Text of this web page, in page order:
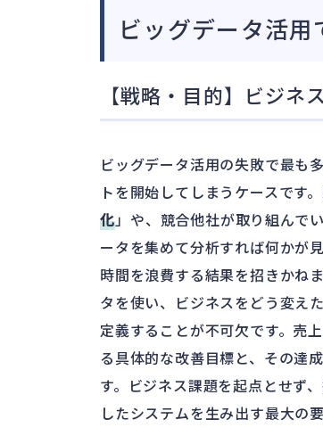
ビッグデータ活
【戦略・目的】ビジネ
ビッグデータ活用の失敗で最も
トを開始してしまうケースです
化」や、競合他社が取り組んで
ータを集めて分析すれば何かが
時間を浪費する結果を招きかね
タを使い、ビジネスをどう変え
定義することが不可欠です。売
る具体的な改善目標と、その達
す。ビジネス課題を起点とせず
したシステムを生み出す最大の要